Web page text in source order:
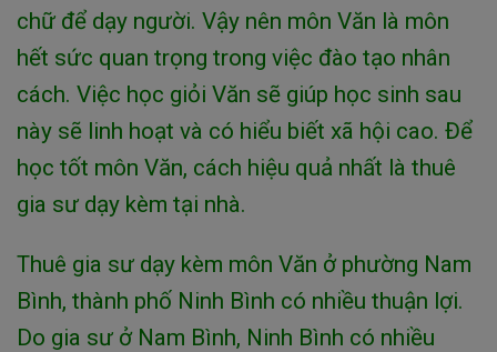
chữ để dạy người. Vậy nên môn Văn là môn
hết sức quan trọng trong việc đào tạo nhân
cách. Việc học giỏi Văn sẽ giúp học sinh sau
này sẽ linh hoạt và có hiểu biết xã hội cao. Để
học tốt môn Văn, cách hiệu quả nhất là thuê
gia sư dạy kèm tại nhà.
Thuê gia sư dạy kèm môn Văn ở phường Nam
Bình, thành phố Ninh Bình có nhiều thuận lợi.
Do gia sư ở Nam Bình, Ninh Bình có nhiều